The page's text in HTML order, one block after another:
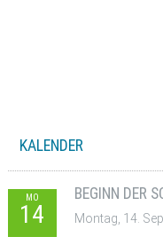
KALENDER
MO
14
BEGINN DER
Montag, 14.